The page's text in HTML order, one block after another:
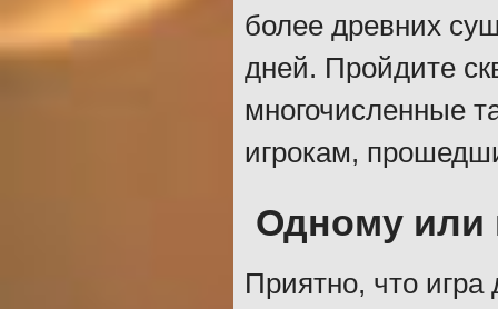
более древних
дней. Пройдите
многочисленные
игрокам,
Одному или
Приятно, что игра